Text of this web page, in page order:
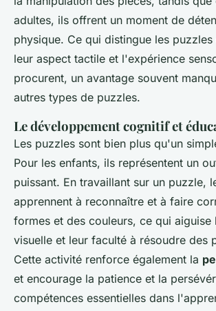
adultes, ils offrent un moment de
physique. Ce qui distingue les
leur aspect tactile et l'expérience
procurent, un avantage souvent
autres types de puzzles.
Le développement cognitif et
Les puzzles sont bien plus qu'un
Pour les enfants, ils représentent un
puissant. En travaillant sur un puzzle,
apprennent à reconnaître et à faire
formes et des couleurs, ce qui aiguise
visuelle et leur faculté à résoudre des
Cette activité renforce également la
et encourage la patience et la
compétences essentielles dans